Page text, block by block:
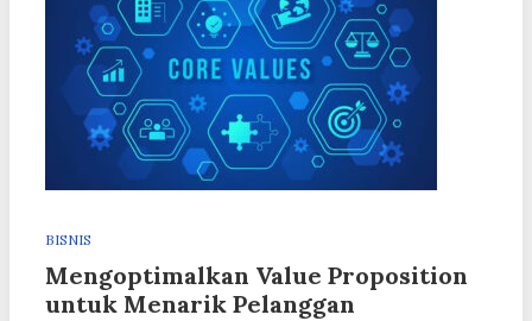
BISNIS
Mengoptimalkan Value Proposition
untuk Menarik Pelanggan